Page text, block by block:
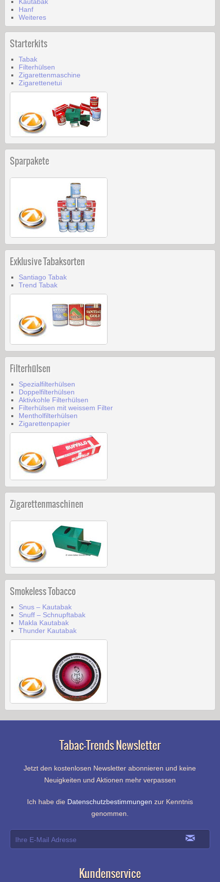
Hanf
Weiteres
Starterkits
Tabak
Filterhülsen
Zigarettenmaschine
Zigarettenetui
Sparpakete
Exklusive Tabaksorten
Santiago Tabak
Trend Tabak
Filterhülsen
Spezialfilterhülsen
Doppelfilterhülsen
Aktivkohle Filterhülsen
Filterhülsen mit weissem Filter
Mentholfilterhülsen
Zigarettenpapier
Zigarettenmaschinen
Smokeless Tobacco
Snus – Kautabak
Snuff – Schnupftabak
Makla Kautabak
Thunder Kautabak
Tabac-Trends Newsletter
Jetzt den kostenlosen Newsletter abonnieren und keine
Neuigkeiten und Aktionen mehr verpassen
Ich habe die Datenschutzbestimmungen zur Kenntnis
genommen.
Kundenservice